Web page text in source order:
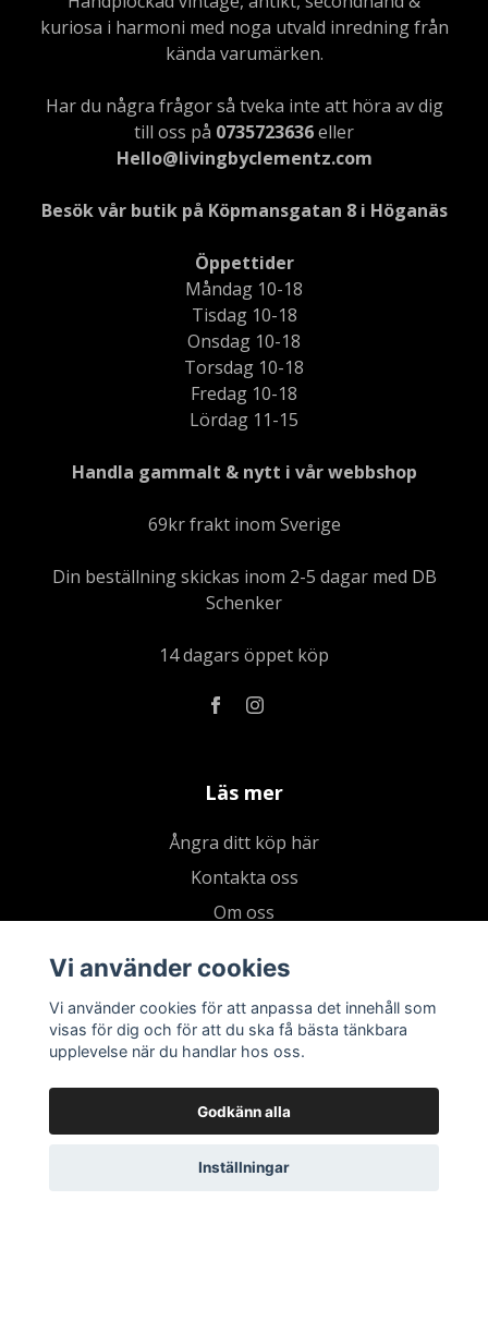
kuriosa i harmoni med noga utvald inredning från
kända varumärken.
Har du några frågor så tveka inte att höra av dig
till oss på 0735723636eller
Hello@livingbyclementz.com
Besök vår butik på Köpmansgatan 8 i Höganäs
Öppettider
Måndag 10-18
Tisdag 10-18
Onsdag 10-18
Torsdag 10-18
Fredag 10-18
Lördag 11-15
Handla gammalt & nytt i vår webbshop
69kr frakt inom Sverige
Din beställning skickas inom 2-5 dagar med DB
Schenker
14 dagars öppet köp
Läs mer
Ångra ditt köp här
Kontakta oss
Om oss
Kundklubb
Presentkort
Vi använder cookies
Vi använder cookies för att anpassa det innehåll som
visas för dig och för att du ska få bästa tänkbara
upplevelse när du handlar hos oss.
Godkänn alla
Inställningar